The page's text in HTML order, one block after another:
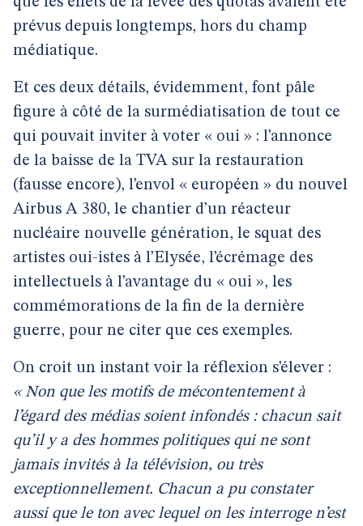
prévus depuis longtemps, hors du champ
médiatique.
Et ces deux détails, évidemment, font pâle
figure à côté de la surmédiatisation de tout ce
qui pouvait inviter à voter « oui » : l’annonce
de la baisse de la TVA sur la restauration
(fausse encore), l’envol « européen » du nouvel
Airbus A 380, le chantier d’un réacteur
nucléaire nouvelle génération, le squat des
artistes oui-istes à l’Elysée, l’écrémage des
intellectuels à l’avantage du « oui », les
commémorations de la fin de la dernière
guerre, pour ne citer que ces exemples.
On croit un instant voir la réflexion s’élever :
« Non que les motifs de mécontentement à
l’égard des médias soient infondés : chacun sait
qu’il y a des hommes politiques qui ne sont
jamais invités à la télévision, ou très
exceptionnellement. Chacun a pu constater
aussi que le ton avec lequel on les interroge n’est